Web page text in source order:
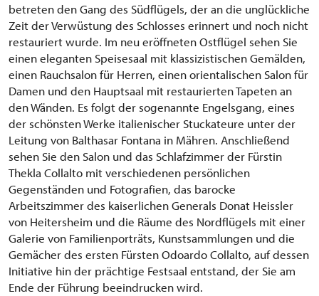
betreten den Gang des Südflügels, der an die unglückliche
Zeit der Verwüstung des Schlosses erinnert und noch nicht
restauriert wurde. Im neu eröffneten Ostflügel sehen Sie
einen eleganten Speisesaal mit klassizistischen Gemälden,
einen Rauchsalon für Herren, einen orientalischen Salon für
Damen und den Hauptsaal mit restaurierten Tapeten an
den Wänden. Es folgt der sogenannte Engelsgang, eines
der schönsten Werke italienischer Stuckateure unter der
Leitung von Balthasar Fontana in Mähren. Anschließend
sehen Sie den Salon und das Schlafzimmer der Fürstin
Thekla Collalto mit verschiedenen persönlichen
Gegenständen und Fotografien, das barocke
Arbeitszimmer des kaiserlichen Generals Donat Heissler
von Heitersheim und die Räume des Nordflügels mit einer
Galerie von Familienporträts, Kunstsammlungen und die
Gemächer des ersten Fürsten Odoardo Collalto, auf dessen
Initiative hin der prächtige Festsaal entstand, der Sie am
Ende der Führung beeindrucken wird.